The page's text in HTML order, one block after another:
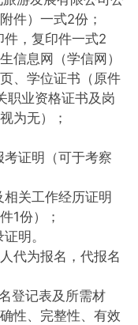
件）一式2份；
，复印件一式2
信息网（学信网）
、学位证书（原件
职业资格证书及岗
为无）；
证明（可于考察
关工作经历证明
1份）；
明。
代为报名，代报名
登记表及所需材
性、完整性、有效